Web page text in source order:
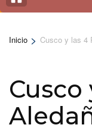
Inicio > Cusco y las 4
Cusco